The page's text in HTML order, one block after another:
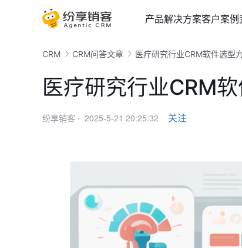
产品解决方案客户案例
CRM CRM问答文章 医疗研究行业CRM软件选型
医疗研究行业CRM
纷享销客 · 2025-5-21 20:25:32 关注